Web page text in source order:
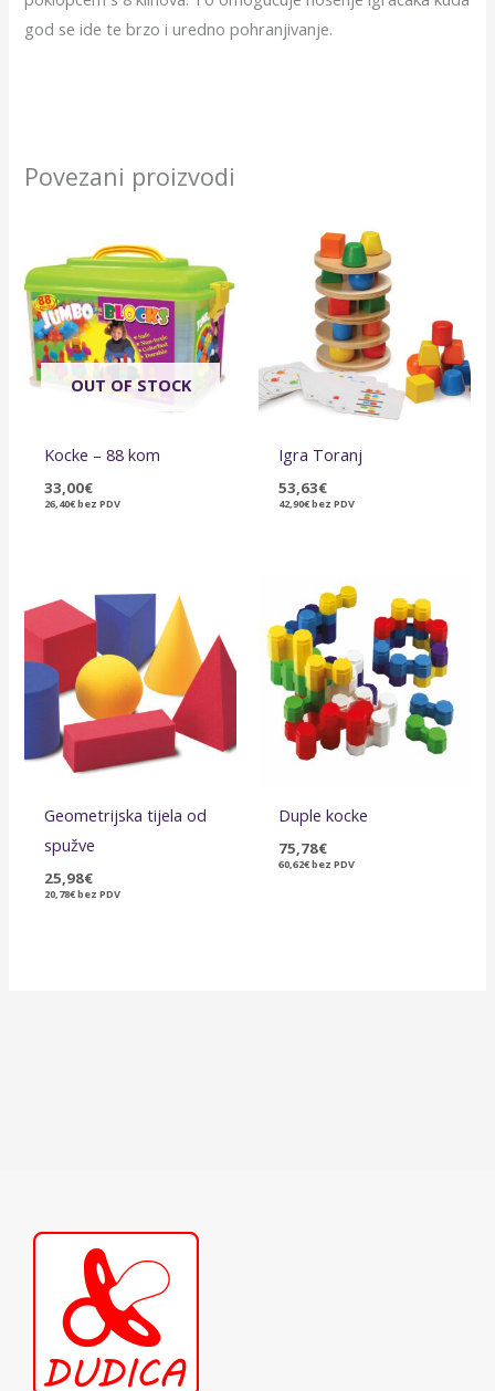
god se ide te brzo i uredno pohranjivanje.
Povezani proizvodi
OUT OF STOCK
Kocke – 88 kom
33,00€
26,40€bez PDV
Igra Toranj
53,63€
42,90€bez PDV
Geometrijska tijela od
spužve
25,98€
20,78€bez PDV
Duple kocke
75,78€
60,62€bez PDV